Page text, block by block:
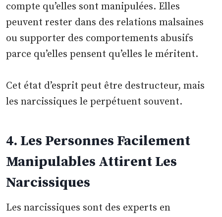
compte qu’elles sont manipulées. Elles
peuvent rester dans des relations malsaines
ou supporter des comportements abusifs
parce qu’elles pensent qu’elles le méritent.
Cet état d’esprit peut être destructeur, mais
les narcissiques le perpétuent souvent.
4. Les Personnes Facilement
Manipulables Attirent Les
Narcissiques
Les narcissiques sont des experts en